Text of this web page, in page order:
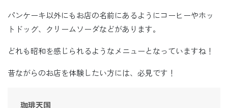
パンケーキ以外にもお店の名前にあるようにコーヒーやホッ
トドッグ、クリームソーダなどがあります。
どれも昭和を感じられるようなメニューとなっていますね！
昔ながらのお店を体験したい方には、必見です！
珈琲天国